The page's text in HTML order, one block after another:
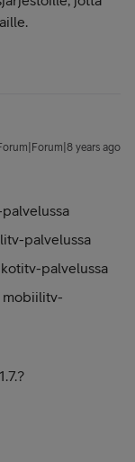
years ago
palvelussa
kotitv-palvelussa
mobiilitv-